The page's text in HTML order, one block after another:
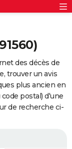
des décès de
trouver un avis
plus ancien en
postal) d'une
de recherche ci-